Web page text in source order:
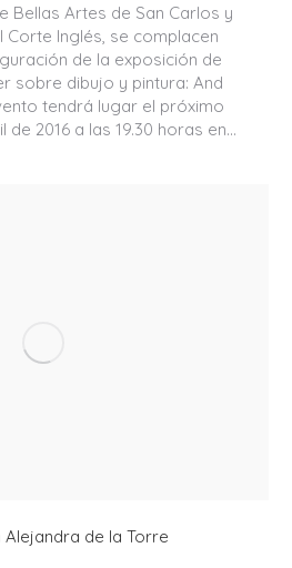
Bellas Artes de San Carlos y
Corte Inglés, se complacen
de la exposición de
sobre dibujo y pintura: And
tendrá lugar el próximo
2016 a las 19.30 horas en…
de la Torre